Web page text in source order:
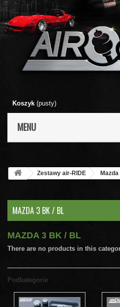
Koszyk (pusty)
MENU
Zestawy air-RIDE Mazda
MAZDA 3 BK / BL
MAZDA 3 BK / BL
There are no products in this
Podkategorie